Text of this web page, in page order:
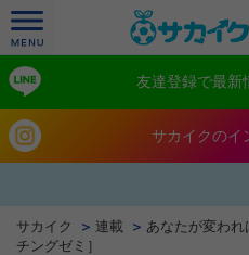
友達登録で最新
サカイクのイ
サカイク 連載
あなたが変わ
チングゼミ］